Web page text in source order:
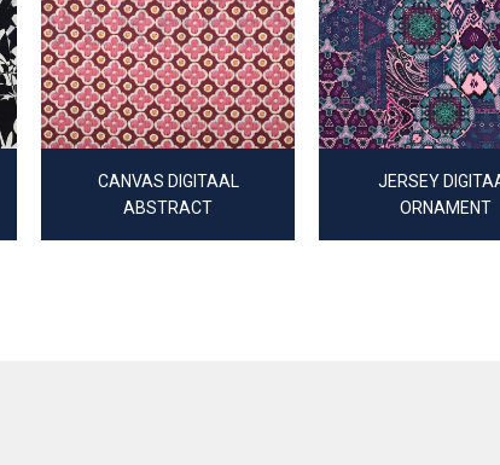
CANVAS DIGITAAL
ABSTRACT
JERSEY
ORNAMENT